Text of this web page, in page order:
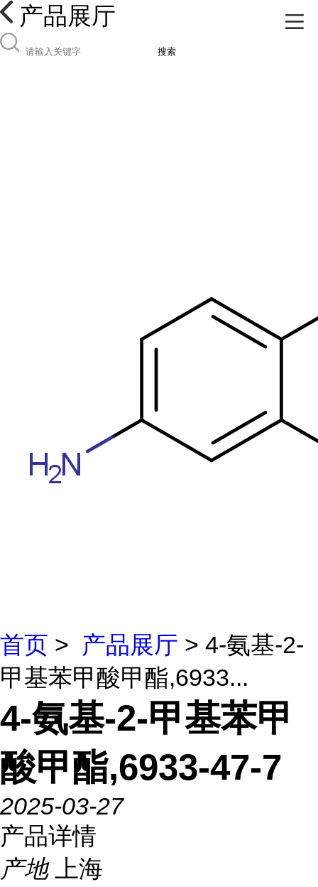
产品展厅
搜索
首页 > 产品展厅 > 4-氨基-2-
甲基苯甲酸甲酯,6933...
4-氨基-2-甲基苯甲
酸甲酯,6933-47-7
2025-03-27
产品详情
产地
上海